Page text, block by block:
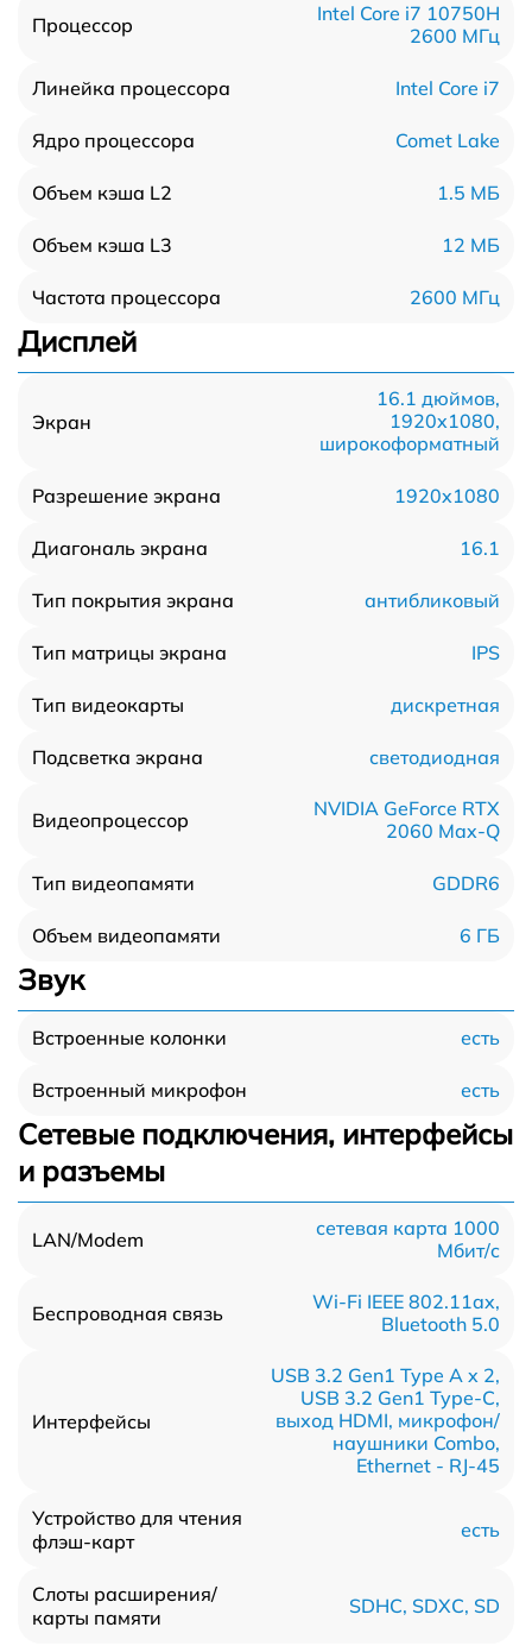
Процессор
Intel Core i7 10750H
2600 МГц
Линейка процессора Intel Core i7
Ядро процессора Comet Lake
Объем кэша L2 1.5 МБ
Объем кэша L3 12 МБ
Частота процессора 2600 МГц
Дисплей
Экран
16.1 дюймов,
1920x1080,
широкоформатный
Разрешение экрана 1920x1080
Диагональ экрана 16.1
Тип покрытия экрана антибликовый
Тип матрицы экрана IPS
Тип видеокарты дискретная
Подсветка экрана светодиодная
Видеопроцессор
NVIDIA GeForce RTX
2060 Max-Q
Тип видеопамяти GDDR6
Объем видеопамяти 6 ГБ
Звук
Встроенные колонки есть
Встроенный микрофон есть
Сетевые подключения, интерфейсы
и разъемы
LAN/Modem
сетевая карта 1000
Мбит/c
Беспроводная связь
Wi-Fi IEEE 802.11ax,
Bluetooth 5.0
Интерфейсы
USB 3.2 Gen1 Type A x 2,
USB 3.2 Gen1 Type-С,
выход HDMI, микрофон/
наушники Combo,
Ethernet - RJ-45
Устройство для чтения
флэш-карт
есть
Слоты расширения/
карты памяти
SDHC, SDXC, SD